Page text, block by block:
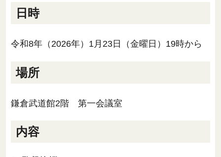
日時
令和8年（2026年）1月23日（金曜日）19時から
場所
鎌倉武道館2階 第一会議室
内容